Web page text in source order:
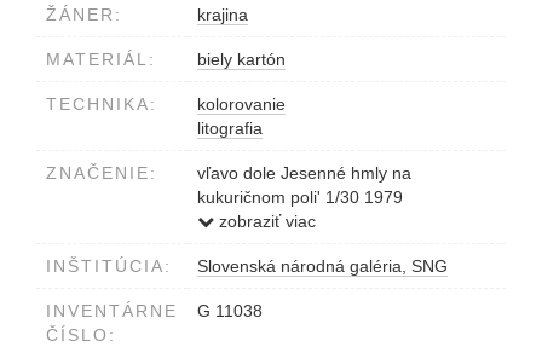
ŽÁNER: krajina
MATERIÁL: biely kartón
TECHNIKA:
kolorovanie
litografia
ZNAČENIE:
vľavo dole Jesenné hmly na
kukuričnom poli' 1/30 1979
vpravo dole Gergeľová Viera
zobraziť viac
INŠTITÚCIA: Slovenská národná galéria, SNG
INVENTÁRNE
ČÍSLO:
G 11038